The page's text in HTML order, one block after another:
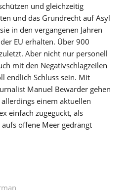
und gleichzeitig
und das Grundrecht auf Asyl
in den vergangenen Jahren
EU erhalten. Über 900
Aber nicht nur personell
mit den Negativschlagzeilen
endlich Schluss sein. Mit
Manuel Bewarder gehen
einem aktuellen
einfach zugeguckt, als
offene Meer gedrängt